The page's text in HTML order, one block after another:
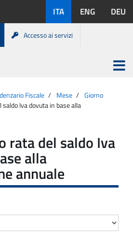
disponibili:
ITA ENG DEU
Accesso ai servizi
Apri
menu
Fiscale Mese
Giorno
Iva dovuta in base alla
rata del saldo Iva
alla
annuale